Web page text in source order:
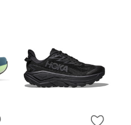
ZUR WUNSCHLISTE HINZUFÜGEN
ZUR